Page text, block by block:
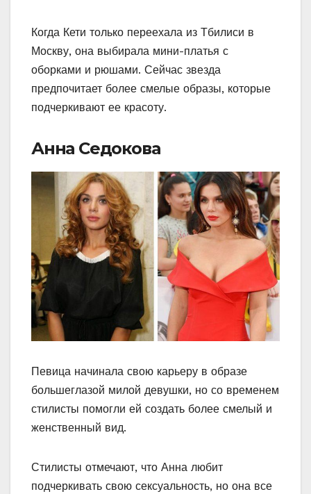
Когда Кети только переехала из Тбилиси в
Москву, она выбирала мини-платья с
оборками и рюшами. Сейчас звезда
предпочитает более смелые образы, которые
подчеркивают ее красоту.
Анна Седокова
Певица начинала свою карьеру в образе
большеглазой милой девушки, но со временем
стилисты помогли ей создать более смелый и
женственный вид.
Стилисты отмечают, что Анна любит
подчеркивать свою сексуальность, но она все